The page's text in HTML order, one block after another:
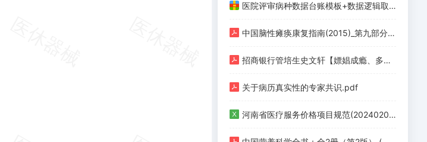
医院评审病种数据台账模板+数据逻辑取值清单+政策汇编.zip
中国脑性瘫痪康复指南(2015)_第九部分 第四章 脑性瘫痪的康复治疗 第六节 其他治疗方法的应用.pdf
招商银行管培生史文轩【嫖娼成瘾、多次约炮、反复出轨】.pdf
关于病历真实性的专家共识.pdf
河南省医疗服务价格项目规范(20240201版).xlsx